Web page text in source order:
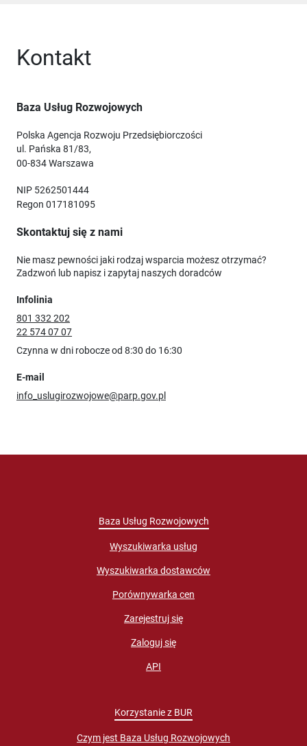
Kontakt
Baza Usług Rozwojowych
Polska Agencja Rozwoju Przedsiębiorczości
ul. Pańska 81/83,
00-834 Warszawa
NIP 5262501444
Regon 017181095
Skontaktuj się z nami
Nie masz pewności jaki rodzaj wsparcia możesz otrzymać?
Zadzwoń lub napisz i zapytaj naszych doradców
Infolinia
801 332 202
22 574 07 07
Czynna w dni robocze od 8:30 do 16:30
E-mail
info_uslugirozwojowe@parp.gov.pl
Baza Usług Rozwojowych
Wyszukiwarka usług
Wyszukiwarka dostawców
Porównywarka cen
Zarejestruj się
Zaloguj się
API
Korzystanie z BUR
Czym jest Baza Usług Rozwojowych